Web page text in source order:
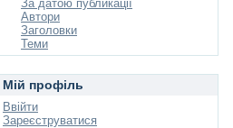
За датою публикації
Автори
Заголовки
Теми
Мій профіль
Ввійти
Зареєструватися